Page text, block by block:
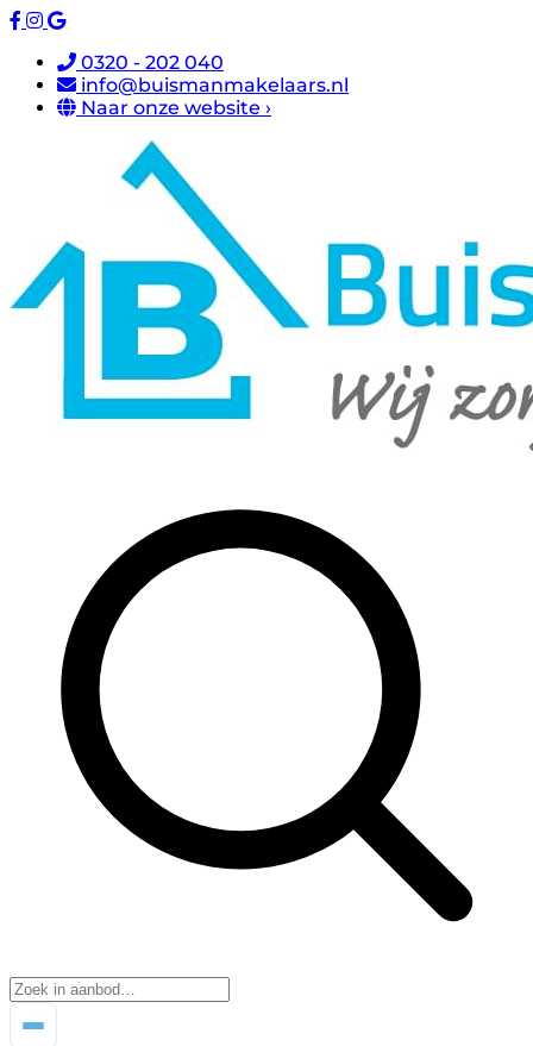
0320 - 202 040
info@buismanmakelaars.nl
Naar onze website ›